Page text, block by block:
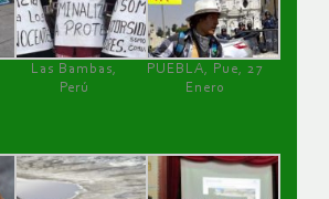
Las Bambas,
Perú
PUEBLA, Pue, 27
Enero